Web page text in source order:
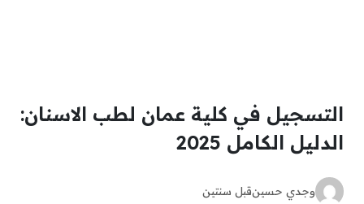
التسجيل في كلية عمان لطب الاسنان:
الدليل الكامل 2025
وجدي حسينقبل سنتين